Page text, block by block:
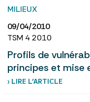
MILIEUX
09/04/2010
TSM 4 2010
Profils de
principes et
› LIRE L’ARTICLE